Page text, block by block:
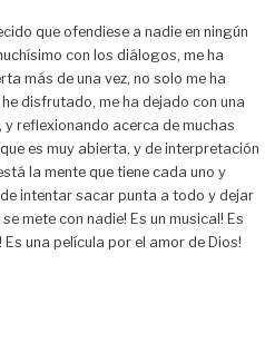
que ofendiese a nadie en ningún
con los diálogos, me ha
más de una vez, no solo me ha
disfrutado, me ha dejado con una
reflexionando acerca de muchas
es muy abierta, y de interpretación
la mente que tiene cada uno y
intentar sacar punta a todo y dejar
mete con nadie! Es un musical! Es
una película por el amor de Dios!